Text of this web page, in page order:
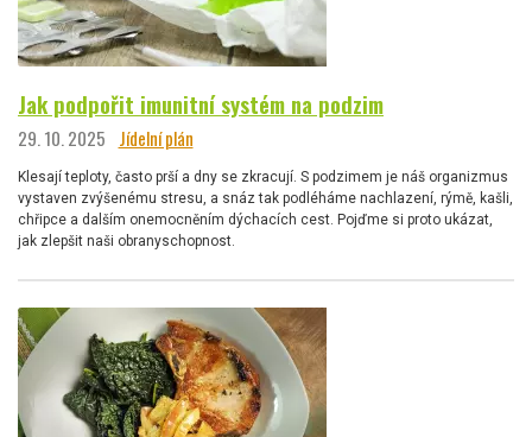
Jak podpořit imunitní systém na podzim
29. 10. 2025 Jídelní plán
Klesají teploty, často prší a dny se zkracují. S podzimem je náš organizmus
vystaven zvýšenému stresu, a snáz tak podléháme nachlazení, rýmě, kašli,
chřipce a dalším onemocněním dýchacích cest. Pojďme si proto ukázat,
jak zlepšit naši obranyschopnost.